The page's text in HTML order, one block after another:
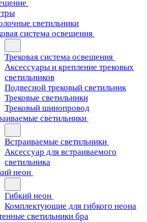
светильники
система освещения
Трековая система освещения
Аксессуары и крепление трековых
светильников
Подвесной трековый светильник
Трековые светильники
Трековый шинопровод
светильники
Встраиваемые светильники
Аксессуар для встраиваемого
светильника
неон
Гибкий неон
Комплектующие для гибкого неона
светильники бра